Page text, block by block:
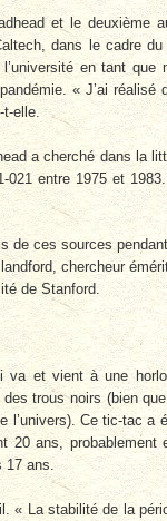
et le deuxième
dans le cadre
en tant
« J’ai
t-elle.
a cherché dans la
entre 1975 et
de ces sources
chercheur
de Stanford.
va et vient à une
trous noirs (bien
l’univers). Ce tic-tac
20 ans, probablement
17 ans.
« La stabilité de la